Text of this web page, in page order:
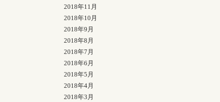
2018年11月
2018年10月
2018年9月
2018年8月
2018年7月
2018年6月
2018年5月
2018年4月
2018年3月